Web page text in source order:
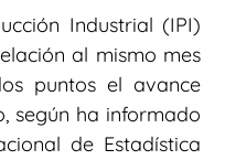
Industrial (IPI)
al mismo mes
puntos el avance
según ha informado
de Estadística